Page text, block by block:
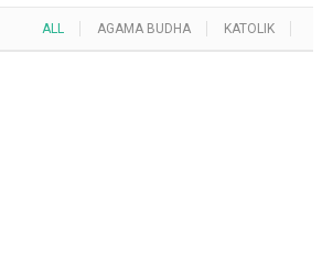
ALL AGAMA BUDHA KATOLIK